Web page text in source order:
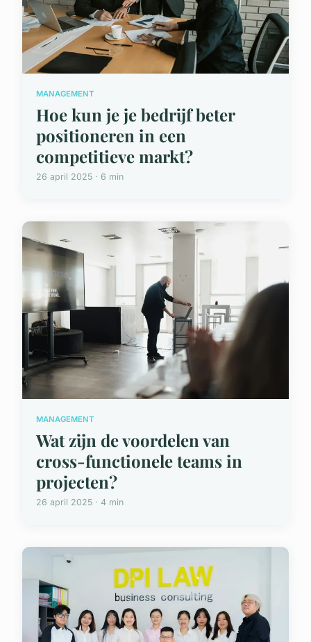
MANAGEMENT
Hoe kun je je bedrijf beter
positioneren in een
competitieve markt?
26 april 2025 · 6 min
MANAGEMENT
Wat zijn de voordelen van
cross-functionele teams in
projecten?
26 april 2025 · 4 min